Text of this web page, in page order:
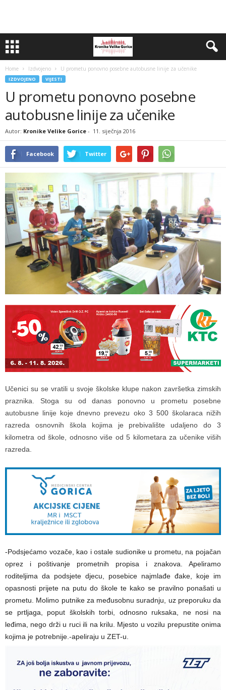
Home Izdvojeno U prometu ponovno posebne autobusne linije za učenike
IZDVOJENO VIJESTI
U prometu ponovno posebne
autobusne linije za učenike
Autor: Kronike Velike Gorice - 11. siječnja 2016
Facebook Twitter
Učenici su se vratili u svoje školske klupe nakon završetka zimskih
praznika. Stoga su od danas ponovno u prometu posebne
autobusne linije koje dnevno prevezu oko 3 500 školaraca nižih
razreda osnovnih škola kojima je prebivalište udaljeno do 3
kilometra od škole, odnosno više od 5 kilometara za učenike viših
razreda.
-Podsjećamo vozače, kao i ostale sudionike u prometu, na pojačan
oprez i poštivanje prometnih propisa i znakova. Apeliramo
roditeljima da podsjete djecu, posebice najmlađe đake, koje im
opasnosti prijete na putu do škole te kako se pravilno ponašati u
prometu. Molimo putnike za međusobnu suradnju, uz preporuku da
se prtljaga, poput školskih torbi, odnosno ruksaka, ne nosi na
leđima, nego drži u ruci ili na krilu. Mjesto u vozilu prepustite onima
kojima je potrebnije.-apeliraju u ZET-u.